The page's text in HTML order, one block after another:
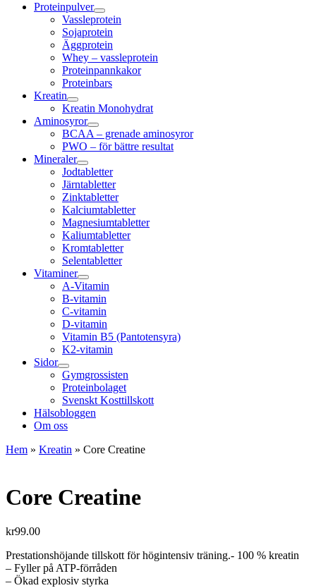
Proteinpulver
Vassleprotein
Sojaprotein
Äggprotein
Whey – vassleprotein
Proteinpannkakor
Proteinbars
Kreatin
Kreatin Monohydrat
Aminosyror
BCAA – grenade aminosyror
PWO – för bättre resultat
Mineraler
Jodtabletter
Järntabletter
Zinktabletter
Kalciumtabletter
Magnesiumtabletter
Kaliumtabletter
Kromtabletter
Selentabletter
Vitaminer
A-Vitamin
B-vitamin
C-vitamin
D-vitamin
Vitamin B5 (Pantotensyra)
K2-vitamin
Sidor
Gymgrossisten
Proteinbolaget
Svenskt Kosttillskott
Hälsobloggen
Om oss
Hem » Kreatin » Core Creatine
Core Creatine
kr99.00
Prestationshöjande tillskott för högintensiv träning.- 100 % kreatin
– Fyller på ATP-förråden
– Ökad explosiv styrka